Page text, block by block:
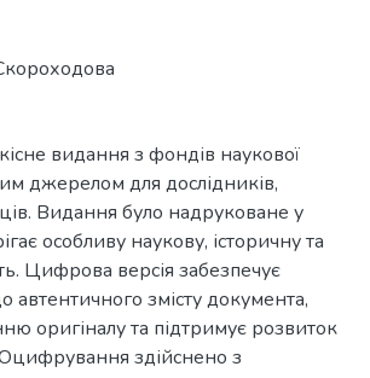
видання з фондів наукової
джерелом для дослідників,
Видання було надруковане у
особливу наукову, історичну та
Цифрова версія забезпечує
автентичного змісту документа,
оригіналу та підтримує розвиток
здійснено з